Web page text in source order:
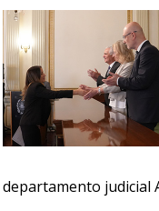
departamento judicial